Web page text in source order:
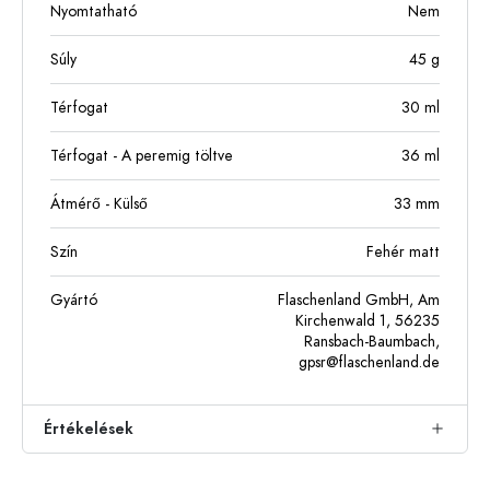
Nyomtatható Nem
Súly 45 g
Térfogat 30 ml
Térfogat - A peremig töltve 36 ml
Átmérő - Külső 33 mm
Szín Fehér matt
Gyártó
Flaschenland GmbH, Am
Kirchenwald 1, 56235
Ransbach-Baumbach,
gpsr@flaschenland.de
Értékelések